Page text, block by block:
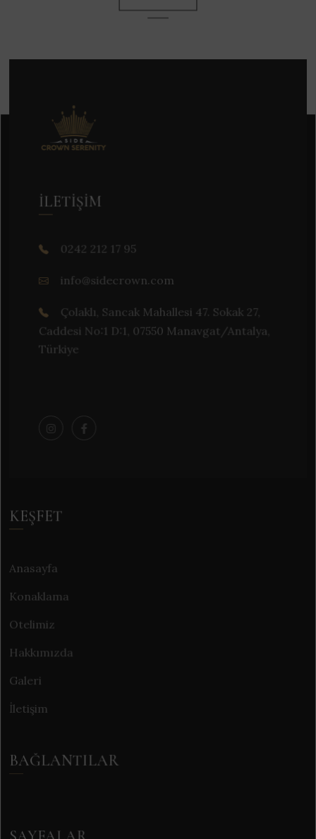
İLETIŞIM
0242 212 17 95
info@sidecrown.com
Çolaklı, Sancak Mahallesi 47. Sokak 27,
Caddesi No:1 D:1, 07550 Manavgat/Antalya,
Türkiye
KEŞFET
Anasayfa
Konaklama
Otelimiz
Hakkımızda
Galeri
İletişim
BAĞLANTILAR